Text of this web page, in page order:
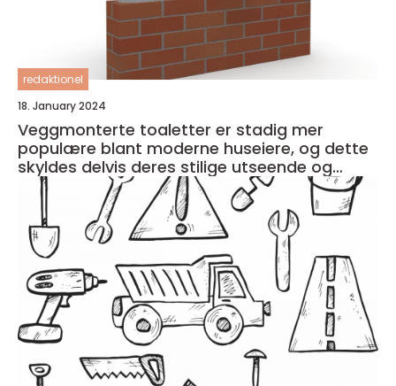
redaktionel
18. January 2024
Veggmonterte toaletter er stadig mer
populære blant moderne huseiere, og dette
skyldes delvis deres stilige utseende og
plassbesparende design